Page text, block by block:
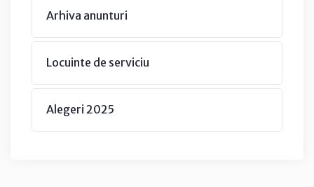
Arhiva anunturi
Locuinte de serviciu
Alegeri 2025